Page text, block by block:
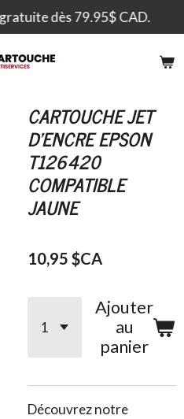
dès 79.95$ CAD.
CARTOUCHE JET
D'ENCRE EPSON
T126420
COMPATIBLE
JAUNE
10,95 $CA
Ajouter
au
panier
Découvrez notre